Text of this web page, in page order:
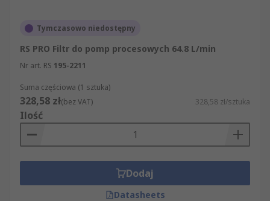
Tymczasowo niedostępny
RS PRO Filtr do pomp procesowych 64.8 L/min
Nr art. RS 195-2211
Suma częściowa (1 sztuka)
328,58 zł(bez VAT) 328,58 zł/sztuka
Ilość
Dodaj
Datasheets